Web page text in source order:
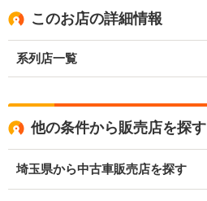
このお店の詳細情報
系列店一覧
他の条件から販売店を探す
埼玉県から中古車販売店を探す